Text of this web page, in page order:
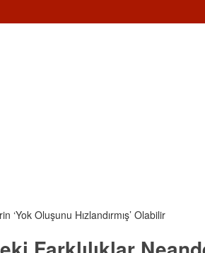
‘Yok Oluşunu Hızlandırmış’ Olabilir